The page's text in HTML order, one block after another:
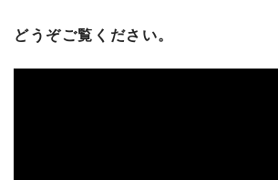
どうぞご覧ください。